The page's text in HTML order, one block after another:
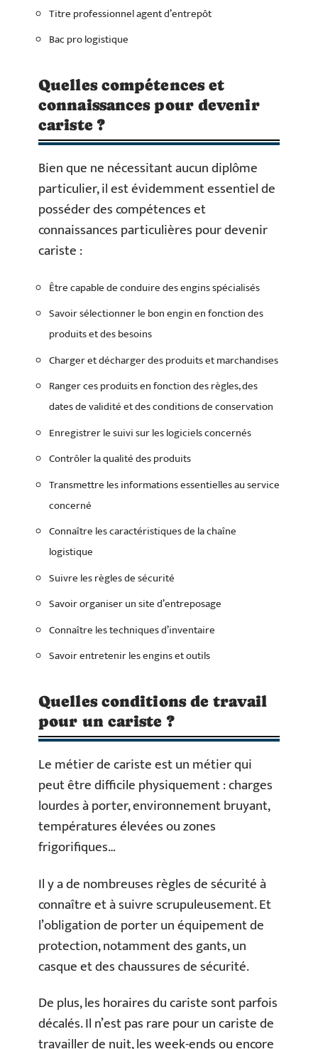
Titre professionnel agent d’entrepôt
Bac pro logistique
Quelles compétences et
connaissances pour devenir
cariste ?
Bien que ne nécessitant aucun diplôme
particulier, il est évidemment essentiel de
posséder des compétences et
connaissances particulières pour devenir
cariste :
Être capable de conduire des engins spécialisés
Savoir sélectionner le bon engin en fonction des
produits et des besoins
Charger et décharger des produits et marchandises
Ranger ces produits en fonction des règles, des
dates de validité et des conditions de conservation
Enregistrer le suivi sur les logiciels concernés
Contrôler la qualité des produits
Transmettre les informations essentielles au service
concerné
Connaître les caractéristiques de la chaîne
logistique
Suivre les règles de sécurité
Savoir organiser un site d’entreposage
Connaître les techniques d’inventaire
Savoir entretenir les engins et outils
Quelles conditions de travail
pour un cariste ?
Le métier de cariste est un métier qui
peut être difficile physiquement : charges
lourdes à porter, environnement bruyant,
températures élevées ou zones
frigorifiques…
Il y a de nombreuses règles de sécurité à
connaître et à suivre scrupuleusement. Et
l’obligation de porter un équipement de
protection, notamment des gants, un
casque et des chaussures de sécurité.
De plus, les horaires du cariste sont parfois
décalés. Il n’est pas rare pour un cariste de
travailler de nuit, les week-ends ou encore